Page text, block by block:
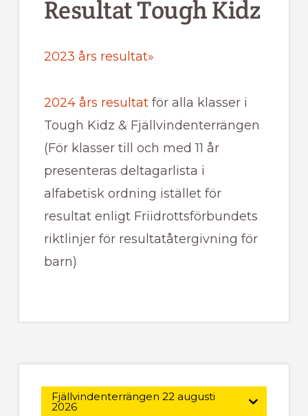
Resultat Tough Kidz
2023 års resultat»
2024 års resultat för alla klasser i
Tough Kidz & Fjällvindenterrängen
(För klasser till och med 11 år
presenteras deltagarlista i
alfabetisk ordning istället för
resultat enligt Friidrottsförbundets
riktlinjer för resultatåtergivning för
barn)
Primärt
sidofält
Fjällvindenterrängen 22 augusti
2026